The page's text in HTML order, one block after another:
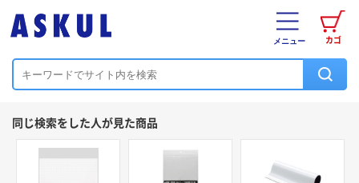
カゴ
メニュー
同じ検索をした人が見た商品